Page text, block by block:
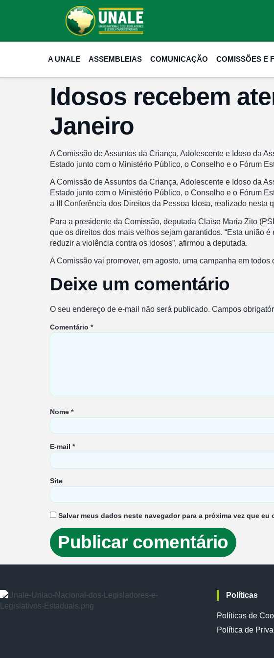
A UNALE ASSEMBLEIAS COMUNICAÇÃO COMISSÕES E
Idosos recebem
Janeiro
A Comissão de Assuntos da Criança, Adolescente e Idoso da
Estado junto com o Ministério Público, o Conselho e o Fórum
A Comissão de Assuntos da Criança, Adolescente e Idoso da
Estado junto com o Ministério Público, o Conselho e o Fórum
a III Conferência dos Direitos da Pessoa Idosa, realizado nesta
Para a presidente da Comissão, deputada Claise Maria Zito
que os direitos dos mais velhos sejam garantidos. “Esta união
reduzir a violência contra os idosos”, afirmou a deputada.
A Comissão vai promover, em agosto, uma campanha em
Deixe um comentário
O seu endereço de e-mail não será publicado. Campos
Comentário *
Nome *
E-mail *
Site
Salvar meus dados neste navegador para a próxima vez que eu
Políticas
Políticas de
Política de